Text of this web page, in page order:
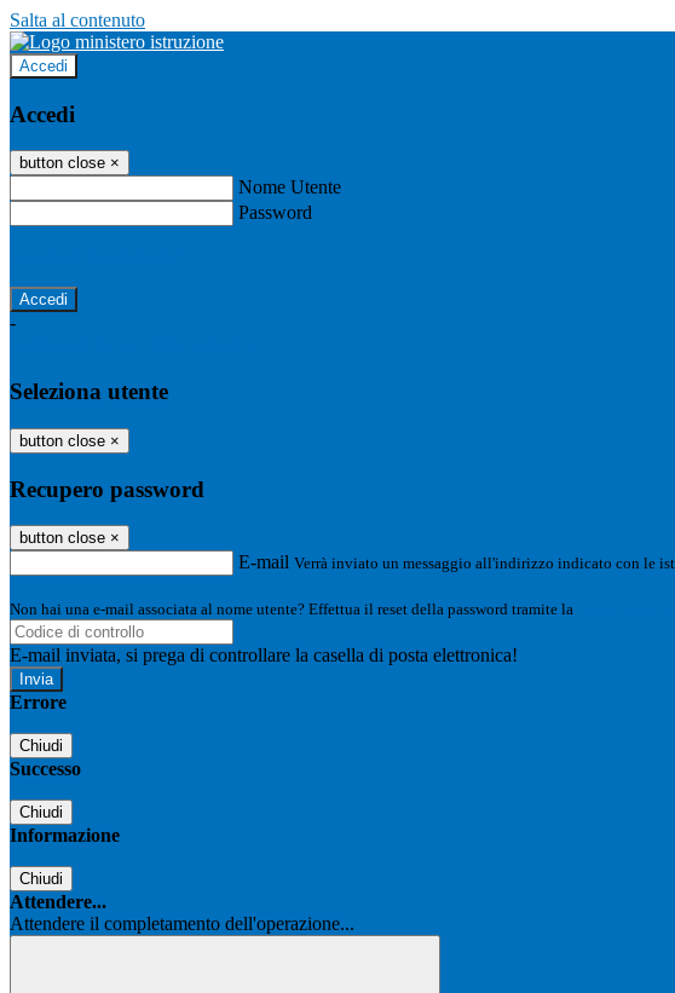
Salta al contenuto
Accedi
Accedi
button close ×
Nome Utente
Password
-
Seleziona utente
button close ×
Recupero password
button close ×
E-mail Verrà inviato un messaggio all'indirizzo indicato con le
Non hai una e-mail associata al nome utente? Effettua il reset della password tramite la
E-mail inviata, si prega di controllare la casella di posta elettronica!
Errore
Chiudi
Successo
Chiudi
Informazione
Chiudi
Attendere...
Attendere il completamento dell'operazione...